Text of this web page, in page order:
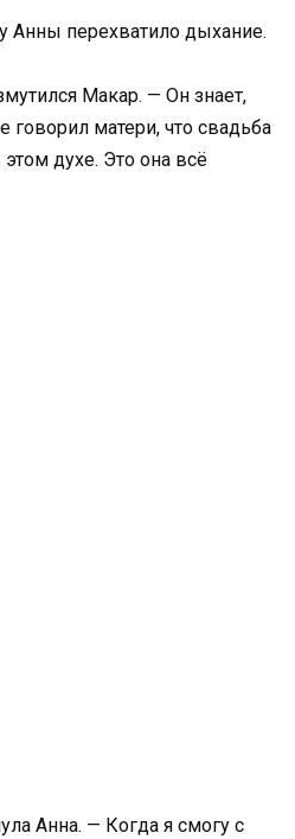
Анны перехватило дыхание.
Макар. — Он знает,
матери, что свадьба
этом духе. Это она всё
Анна. — Когда я смогу с